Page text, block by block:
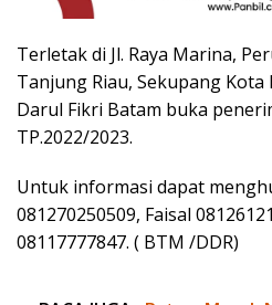
Terletak di Jl. Raya Marina,
Tanjung Riau, Sekupang Kota
Darul Fikri Batam buka
TP.2022/2023.
Untuk informasi dapat
081270250509, Faisal
08117777847. ( BTM /DDR)